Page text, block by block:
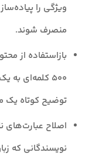
ویژگی را
منصرف شوند.
بازاستفاده از
۵۰۰ کلمه‌ای
توضیح کوتاه
اصلاح عبارت‌های
نویسندگانی که